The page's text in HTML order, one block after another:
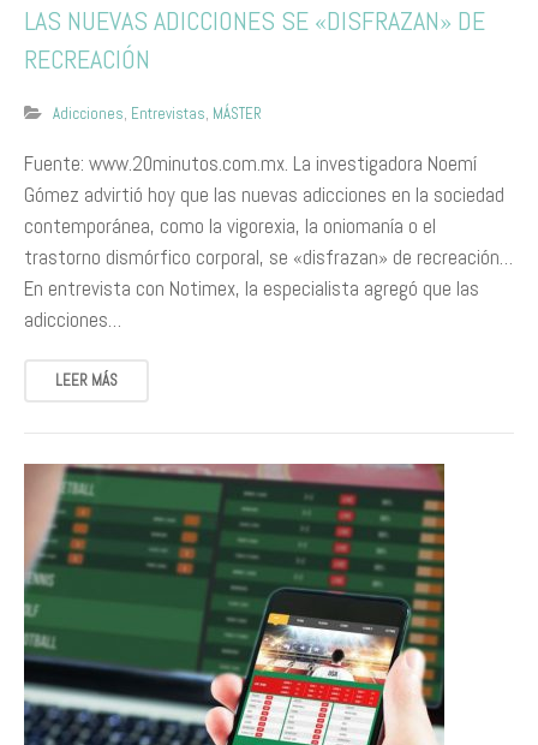
LAS NUEVAS ADICCIONES SE «DISFRAZAN» DE
RECREACIÓN
Adicciones, Entrevistas, MÁSTER
Fuente: www.20minutos.com.mx. La investigadora Noemí
Gómez advirtió hoy que las nuevas adicciones en la sociedad
contemporánea, como la vigorexia, la oniomanía o el
trastorno dismórfico corporal, se «disfrazan» de recreación…
En entrevista con Notimex, la especialista agregó que las
adicciones…
LEER MÁS